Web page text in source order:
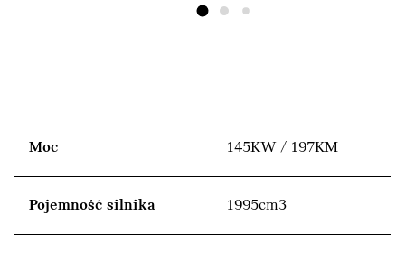
Moc 145KW / 197KM
Pojemność silnika 1995cm3